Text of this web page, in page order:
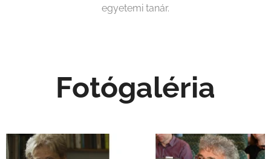
egyetemi tanár.
Fotógaléria